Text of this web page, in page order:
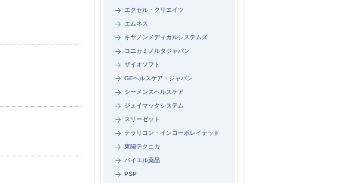
エクセル・クリエイツ
エムネス
キヤノンメディカルシステムズ
コニカミノルタジャパン
ザイオソフト
GEヘルスケア・ジャパン
シーメンスヘルスケア
ジェイマックシステム
スリーゼット
テラリコン・インコーポレイテッド
東陽テクニカ
バイエル薬品
PSP